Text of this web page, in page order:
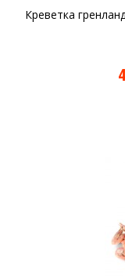
Креветка